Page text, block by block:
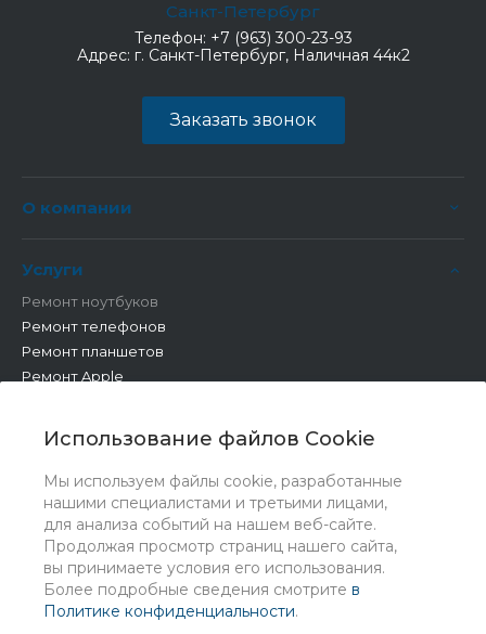
Использование файлов Cookie
Мы используем файлы cookie, разработанные
нашими специалистами и третьими лицами,
для анализа событий на нашем веб-сайте.
Продолжая просмотр страниц нашего сайта,
вы принимаете условия его использования.
Более подробные сведения смотрите в
Политике конфиденциальности.
Санкт-Петербург
Телефон: +7 (963) 300-23-93
Адрес: г. Санкт-Петербург, Наличная 44к2
Заказать звонок
О компании
Услуги
Ремонт ноутбуков
Ремонт телефонов
Ремонт планшетов
Ремонт Apple